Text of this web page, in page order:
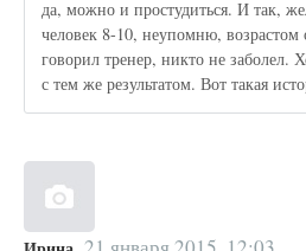
да, можно и простудиться. И так,
человек 8-10, неупомню, возрастом
говорил тренер, никто не заболел.
с тем же результатом. Вот такая